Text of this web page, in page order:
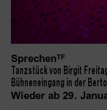
SprechenTF
Tanzstück von Birgit
Bühneneingang in der
Wieder ab 29.